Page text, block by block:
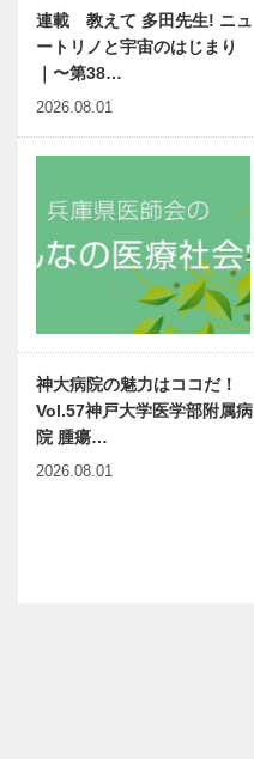
連載 教えて 多田先生! ニュ
ートリノと宇宙のはじまり
｜〜第38…
2026.08.01
神大病院の魅力はココだ！
Vol.57神戸大学医学部附属病
院 腫瘍…
2026.08.01